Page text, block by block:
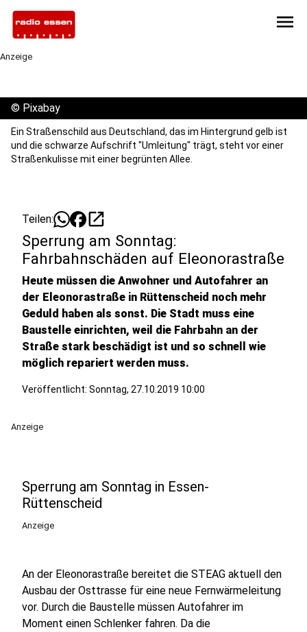
menu
Anzeige
© Pixabay
Ein Straßenschild aus Deutschland, das im Hintergrund gelb ist
und die schwarze Aufschrift "Umleitung" trägt, steht vor einer
Straßenkulisse mit einer begrünten Allee.
Teilen: open_in_new
Sperrung am Sonntag:
Fahrbahnschäden auf Eleonorastraße
Heute müssen die Anwohner und Autofahrer an
der Eleonorastraße in Rüttenscheid noch mehr
Geduld haben als sonst. Die Stadt muss eine
Baustelle einrichten, weil die Fahrbahn an der
Straße stark beschädigt ist und so schnell wie
möglich repariert werden muss.
Veröffentlicht: Sonntag, 27.10.2019 10:00
Anzeige
Sperrung am Sonntag in Essen-
Rüttenscheid
Anzeige
An der Eleonorastraße bereitet die STEAG aktuell den
Ausbau der Osttrasse für eine neue Fernwärmeleitung
vor. Durch die Baustelle müssen Autofahrer im
Moment einen Schlenker fahren. Da die